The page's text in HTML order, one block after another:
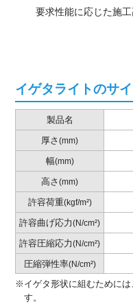
要求性能に応じた施
イゲタライトのサ
製品名
厚さ(mm)
幅(mm)
高さ(mm)
許容荷重(kgf/m²)
許容曲げ応力(N/cm²)
許容圧縮応力(N/cm²)
圧縮弾性率(N/cm²)
※イゲタ形状に組むためには
す。